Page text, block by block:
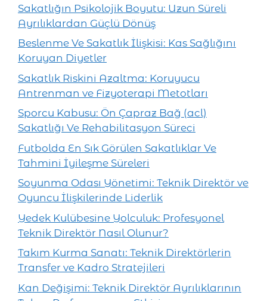
Sakatlığın Psikolojik Boyutu: Uzun Süreli
Ayrılıklardan Güçlü Dönüş
Beslenme Ve Sakatlık İlişkisi: Kas Sağlığını
Koruyan Diyetler
Sakatlık Riskini Azaltma: Koruyucu
Antrenman ve Fizyoterapi Metotları
Sporcu Kabusu: Ön Çapraz Bağ (acl)
Sakatlığı Ve Rehabilitasyon Süreci
Futbolda En Sık Görülen Sakatlıklar Ve
Tahmini İyileşme Süreleri
Soyunma Odası Yönetimi: Teknik Direktör ve
Oyuncu İlişkilerinde Liderlik
Yedek Kulübesine Yolculuk: Profesyonel
Teknik Direktör Nasıl Olunur?
Takım Kurma Sanatı: Teknik Direktörlerin
Transfer ve Kadro Stratejileri
Kan Değişimi: Teknik Direktör Ayrılıklarının